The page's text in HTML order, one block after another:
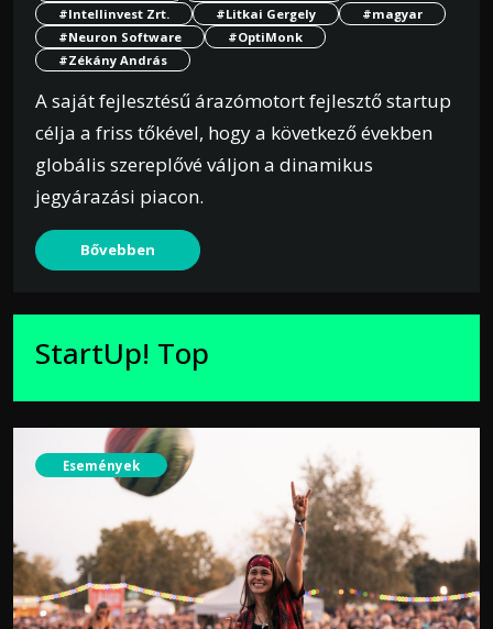
#Intellinvest Zrt.
#Litkai Gergely
#magyar
#Neuron Software
#OptiMonk
#Zékány András
A saját fejlesztésű árazómotort fejlesztő startup
célja a friss tőkével, hogy a következő években
globális szereplővé váljon a dinamikus
jegyárazási piacon.
Bővebben
StartUp! Top
Események